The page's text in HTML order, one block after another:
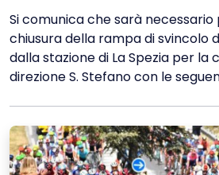
Si comunica che sarà
chiusura della rampa di svincolo
dalla stazione di La Spezia per la
direzione S. Stefano con le